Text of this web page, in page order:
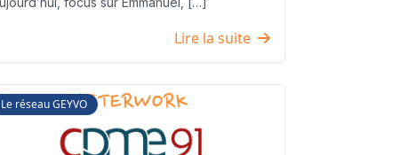
Lire la suite
Le réseau GEYVO